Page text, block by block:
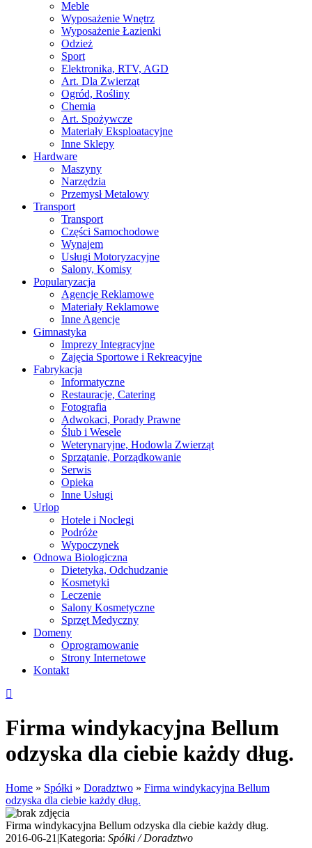
Meble
Wyposażenie Wnętrz
Wyposażenie Łazienki
Odzież
Sport
Elektronika, RTV, AGD
Art. Dla Zwierząt
Ogród, Rośliny
Chemia
Art. Spożywcze
Materiały Eksploatacyjne
Inne Sklepy
Hardware
Maszyny
Narzędzia
Przemysł Metalowy
Transport
Transport
Części Samochodowe
Wynajem
Usługi Motoryzacyjne
Salony, Komisy
Popularyzacja
Agencje Reklamowe
Materiały Reklamowe
Inne Agencje
Gimnastyka
Imprezy Integracyjne
Zajęcia Sportowe i Rekreacyjne
Fabrykacja
Informatyczne
Restauracje, Catering
Fotografia
Adwokaci, Porady Prawne
Ślub i Wesele
Weterynaryjne, Hodowla Zwierząt
Sprzątanie, Porządkowanie
Serwis
Opieka
Inne Usługi
Urlop
Hotele i Noclegi
Podróże
Wypoczynek
Odnowa Biologiczna
Dietetyka, Odchudzanie
Kosmetyki
Leczenie
Salony Kosmetyczne
Sprzęt Medyczny
Domeny
Oprogramowanie
Strony Internetowe
Kontakt
Firma windykacyjna Bellum
odzyska dla ciebie każdy dług.
Home » Spółki » Doradztwo » Firma windykacyjna Bellum
odzyska dla ciebie każdy dług.
Firma windykacyjna Bellum odzyska dla ciebie każdy dług.
2016-06-21 |Kategoria: Spółki / Doradztwo